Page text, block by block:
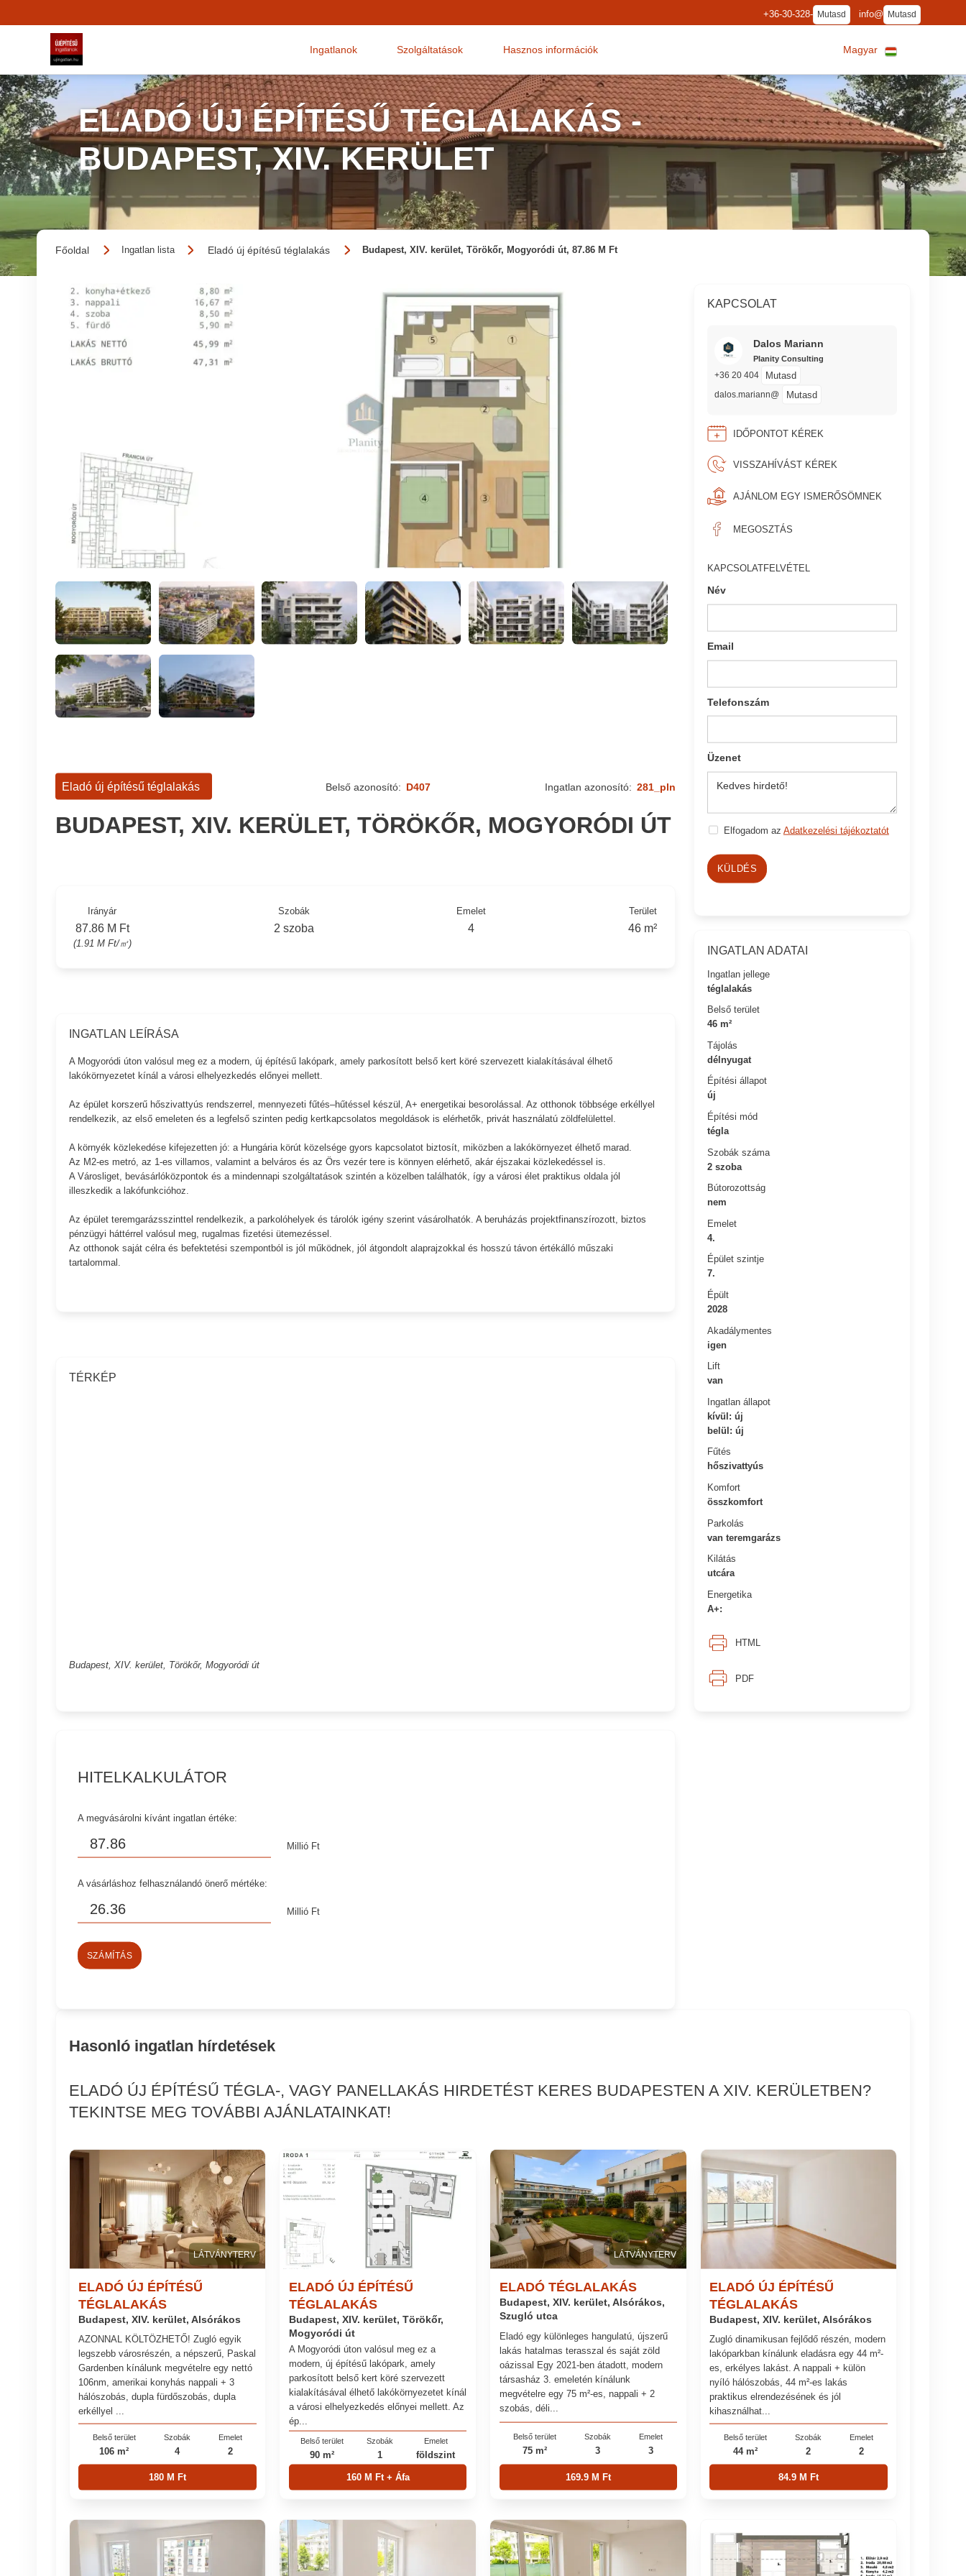
+36-30-328- Mutasd info@ Mutasd
Ingatlanok Szolgáltatások Hasznos információk Magyar
ELADÓ ÚJ ÉPÍTÉSŰ TÉGLALAKÁS -
BUDAPEST, XIV. KERÜLET
Főoldal Ingatlan lista Eladó új építésű téglalakás Budapest, XIV. kerület, Törökőr, Mogyoródi út, 87.86 M Ft
KAPCSOLAT
Dalos Mariann
Planity Consulting
+36 20 404 Mutasd
dalos.mariann@ Mutasd
IDŐPONTOT KÉREK
VISSZAHÍVÁST KÉREK
AJÁNLOM EGY ISMERŐSÖMNEK
MEGOSZTÁS
KAPCSOLATFELVÉTEL
Név
Email
Telefonszám
Üzenet
Elfogadom az Adatkezelési tájékoztatót
KÜLDÉS
INGATLAN ADATAI
Ingatlan jellege
téglalakás
Belső terület
46 m²
Tájolás
délnyugat
Építési állapot
új
Építési mód
tégla
Szobák száma
2 szoba
Bútorozottság
nem
Emelet
4.
Épület szintje
7.
Épült
2028
Akadálymentes
igen
Lift
van
Ingatlan állapot
kívül: új
belül: új
Fűtés
hőszivattyús
Komfort
összkomfort
Parkolás
van teremgarázs
Kilátás
utcára
Energetika
A+:
HTML
PDF
Eladó új építésű téglalakás Belső azonosító: D407 Ingatlan azonosító: 281_pln
BUDAPEST, XIV. KERÜLET, TÖRÖKŐR, MOGYORÓDI ÚT
Irányár
87.86 M Ft
(1.91 M Ft/㎡)
Szobák
2 szoba
Emelet
4
Terület
46 m²
INGATLAN LEÍRÁSA
A Mogyoródi úton valósul meg ez a modern, új építésű lakópark, amely parkosított belső kert köré szervezett kialakításával élhető
lakókörnyezetet kínál a városi elhelyezkedés előnyei mellett.
Az épület korszerű hőszivattyús rendszerrel, mennyezeti fűtés–hűtéssel készül, A+ energetikai besorolással. Az otthonok többsége erkéllyel
rendelkezik, az első emeleten és a legfelső szinten pedig kertkapcsolatos megoldások is elérhetők, privát használatú zöldfelülettel.
A környék közlekedése kifejezetten jó: a Hungária körút közelsége gyors kapcsolatot biztosít, miközben a lakókörnyezet élhető marad.
Az M2-es metró, az 1-es villamos, valamint a belváros és az Örs vezér tere is könnyen elérhető, akár éjszakai közlekedéssel is.
A Városliget, bevásárlóközpontok és a mindennapi szolgáltatások szintén a közelben találhatók, így a városi élet praktikus oldala jól
illeszkedik a lakófunkcióhoz.
Az épület teremgarázsszinttel rendelkezik, a parkolóhelyek és tárolók igény szerint vásárolhatók. A beruházás projektfinanszírozott, biztos
pénzügyi háttérrel valósul meg, rugalmas fizetési ütemezéssel.
Az otthonok saját célra és befektetési szempontból is jól működnek, jól átgondolt alaprajzokkal és hosszú távon értékálló műszaki
tartalommal.
TÉRKÉP
Budapest, XIV. kerület, Törökőr, Mogyoródi út
HITELKALKULÁTOR
A megvásárolni kívánt ingatlan értéke:
Millió Ft
A vásárláshoz felhasználandó önerő mértéke:
Millió Ft
SZÁMÍTÁS
Hasonló ingatlan hírdetések
ELADÓ ÚJ ÉPÍTÉSŰ TÉGLA-, VAGY PANELLAKÁS HIRDETÉST KERES BUDAPESTEN A XIV. KERÜLETBEN?
TEKINTSE MEG TOVÁBBI AJÁNLATAINKAT!
LÁTVÁNYTERV
ELADÓ ÚJ ÉPÍTÉSŰ
TÉGLALAKÁS
Budapest, XIV. kerület, Alsórákos
AZONNAL KÖLTÖZHETŐ! Zugló egyik
legszebb városrészén, a népszerű, Paskal
Gardenben kínálunk megvételre egy nettó
106nm, amerikai konyhás nappali + 3
hálószobás, dupla fürdőszobás, dupla
erkéllyel ...
Belső terület
106 m²
Szobák
4
Emelet
2
180 M Ft
ELADÓ ÚJ ÉPÍTÉSŰ
TÉGLALAKÁS
Budapest, XIV. kerület, Törökőr,
Mogyoródi út
A Mogyoródi úton valósul meg ez a
modern, új építésű lakópark, amely
parkosított belső kert köré szervezett
kialakításával élhető lakókörnyezetet kínál
a városi elhelyezkedés előnyei mellett. Az
ép...
Belső terület
90 m²
Szobák
1
Emelet
földszint
160 M Ft + Áfa
LÁTVÁNYTERV
ELADÓ TÉGLALAKÁS
Budapest, XIV. kerület, Alsórákos,
Szugló utca
Eladó egy különleges hangulatú, újszerű
lakás hatalmas terasszal és saját zöld
oázissal Egy 2021-ben átadott, modern
társasház 3. emeletén kínálunk
megvételre egy 75 m²-es, nappali + 2
szobás, déli...
Belső terület
75 m²
Szobák
3
Emelet
3
169.9 M Ft
ELADÓ ÚJ ÉPÍTÉSŰ
TÉGLALAKÁS
Budapest, XIV. kerület, Alsórákos
Zugló dinamikusan fejlődő részén, modern
lakóparkban kínálunk eladásra egy 44 m²-
es, erkélyes lakást. A nappali + külön
nyíló hálószobás, 44 m²-es lakás
praktikus elrendezésének és jól
kihasználhat...
Belső terület
44 m²
Szobák
2
Emelet
2
84.9 M Ft